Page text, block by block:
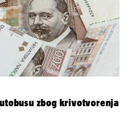
zbog krivotvorenja